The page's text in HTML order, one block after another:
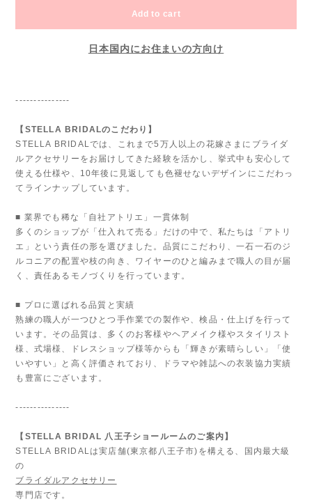
Add to cart
日本国内にお住まいの方向け
---------------
【STELLA BRIDALのこだわり】
STELLA BRIDALでは、これまで5万人以上の花嫁さまにブライダ
ルアクセサリーをお届けしてきた経験を活かし、挙式中も安心して
使える仕様や、10年後に見返しても色褪せないデザインにこだわっ
てラインナップしています。
■ 業界でも稀な「自社アトリエ」一貫体制
多くのショップが「仕入れて売る」だけの中で、私たちは「アトリ
エ」という責任の形を選びました。品質にこだわり、一石一石のジ
ルコニアの配置や枝の向き、ワイヤーのひと編みまで職人の目が届
く、責任あるモノづくりを行っています。
■ プロに選ばれる品質と実績
熟練の職人が一つひとつ手作業での製作や、検品・仕上げを行って
います。その品質は、多くのお客様やヘアメイク様やスタイリスト
様、式場様、ドレスショップ様等からも「輝きが素晴らしい」「使
いやすい」と高く評価されており、ドラマや雑誌への衣装協力実績
も豊富にございます。
---------------
【STELLA BRIDAL 八王子ショールームのご案内】
STELLA BRIDALは実店舗(東京都八王子市)を構える、国内最大級
の
ブライダルアクセサリー
専門店です。